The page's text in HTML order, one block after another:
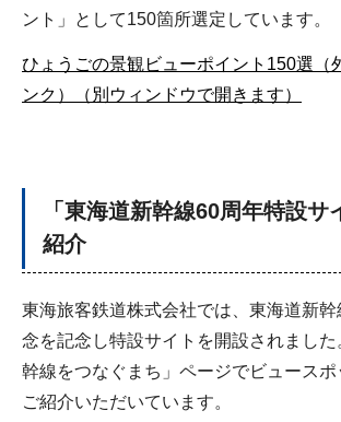
ント」として150箇所選定しています。
ひょうごの景観ビューポイント150選（
ンク）（別ウィンドウで開きます）
「東海道新幹線60周年特設サ
紹介
東海旅客鉄道株式会社では、東海道新
念を記念し特設サイトを開設されまし
幹線をつなぐまち」ページでビュース
ご紹介いただいています。